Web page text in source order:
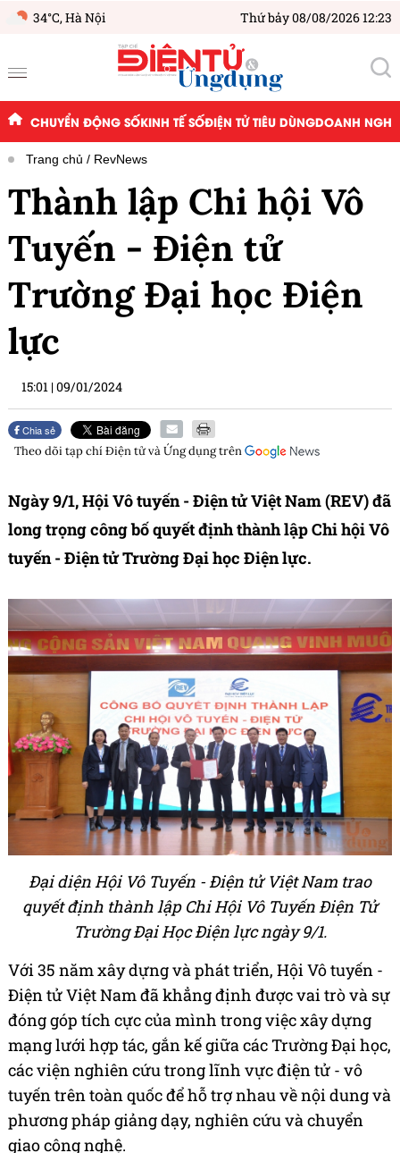
34°C,Hà Nội Thứ bảy 08/08/2026 12:23
CHUYỂN ĐỘNG SỐKINH TẾ SỐĐIỆN TỬ TIÊU DÙNGDOANH
Trang chủ RevNews
Thành lập Chi hội Vô
Tuyến - Điện tử
Trường Đại học Điện
lực
15:01 |09/01/2024
Chia sẻ
Theo dõi tạp chíĐiện tử và Ứng dụngtrên
Ngày 9/1, Hội Vô tuyến - Điện tử Việt Nam (REV) đã
long trọng công bố quyết định thành lập Chi hội Vô
tuyến - Điện tử Trường Đại học Điện lực.
Đại diện Hội Vô Tuyến - Điện tử Việt Nam trao
quyết định thành lập Chi Hội Vô Tuyến Điện Tử
Trường Đại Học Điện lực ngày 9/1.
Với 35 năm xây dựng và phát triển, Hội Vô tuyến -
Điện tử Việt Nam đã khẳng định được vai trò và sự
đóng góp tích cực của mình trong việc xây dựng
mạng lưới hợp tác, gắn kế giữa các Trường Đại học,
các viện nghiên cứu trong lĩnh vực điện tử - vô
tuyến trên toàn quốc để hỗ trợ nhau về nội dung và
phương pháp giảng dạy, nghiên cứu và chuyển
giao công nghệ.